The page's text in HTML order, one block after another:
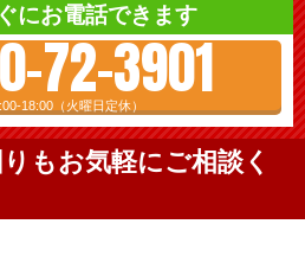
にお電話できます
72-3901
18:00（火曜日定休）
もお気軽にご相談く